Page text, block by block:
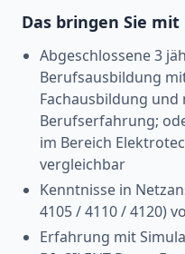
Das bringen Sie mit
Abgeschlossene 3
Berufsausbildung
Fachausbildung
Berufserfahrung;
im Bereich
vergleichbar
Kenntnisse in
4105 / 4110 / 4120)
Erfahrung mit